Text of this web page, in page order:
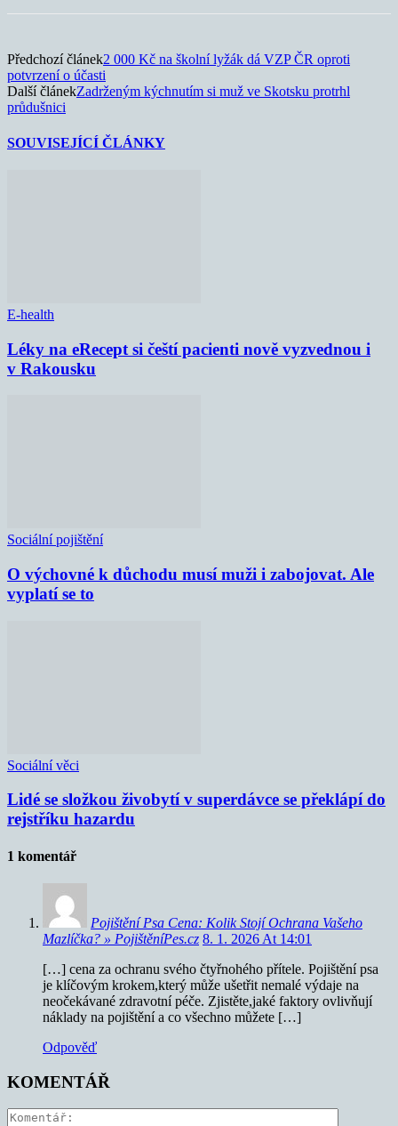
Předchozí článek2 000 Kč na školní lyžák dá VZP ČR oproti
potvrzení o účasti
Další článekZadrženým kýchnutím si muž ve Skotsku protrhl
průdušnici
SOUVISEJÍCÍ ČLÁNKY
E-health
Léky na eRecept si čeští pacienti nově vyzvednou i
v Rakousku
Sociální pojištění
O výchovné k důchodu musí muži i zabojovat. Ale
vyplatí se to
Sociální věci
Lidé se složkou živobytí v superdávce se překlápí do
rejstříku hazardu
1 komentář
Pojištění Psa Cena: Kolik Stojí Ochrana Vašeho
Mazlíčka? » PojištěníPes.cz 8. 1. 2026 At 14:01
[…] cena za ochranu ⁣svého čtyřnohého přítele. Pojištění​ psa
je klíčovým krokem,který může​ ušetřit nemalé výdaje na
neočekávané zdravotní péče. Zjistěte,jaké faktory ovlivňují
náklady na pojištění a co všechno můžete […]
Odpověď
KOMENTÁŘ